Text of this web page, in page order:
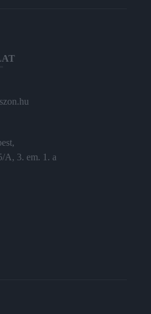
A, 3. em. 1. a